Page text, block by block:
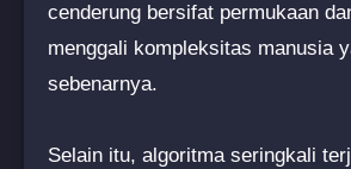
cenderung bersifat permukaan
menggali kompleksitas manusia
sebenarnya.
Selain itu, algoritma seringkali